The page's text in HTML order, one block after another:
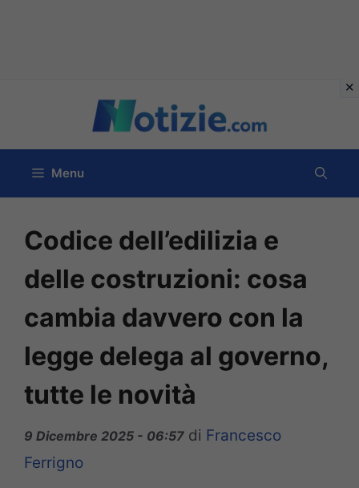
contenuto
Menu
Codice dell’edilizia e
delle costruzioni: cosa
cambia davvero con la
legge delega al governo,
tutte le novità
9 Dicembre 2025 - 06:57 di Francesco
Ferrigno